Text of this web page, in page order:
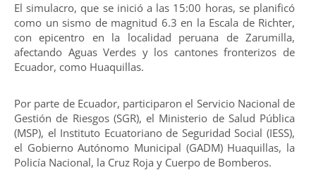
El simulacro, que se inició a las 15:00 horas, se planificó
como un sismo de magnitud 6.3 en la Escala de Richter,
con epicentro en la localidad peruana de Zarumilla,
afectando Aguas Verdes y los cantones fronterizos de
Ecuador, como Huaquillas.
Por parte de Ecuador, participaron el Servicio Nacional de
Gestión de Riesgos (SGR), el Ministerio de Salud Pública
(MSP), el Instituto Ecuatoriano de Seguridad Social (IESS),
el Gobierno Autónomo Municipal (GADM) Huaquillas, la
Policía Nacional, la Cruz Roja y Cuerpo de Bomberos.